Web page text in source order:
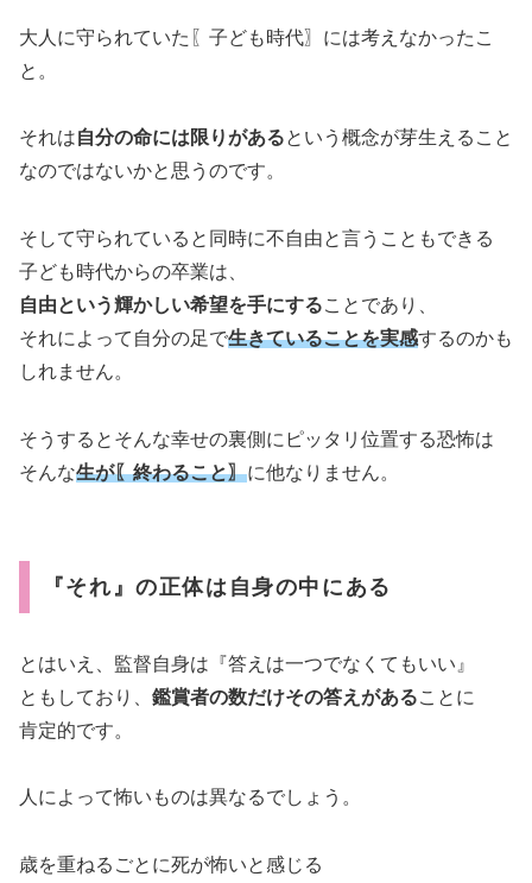
大人に守られていた〖子ども時代〗には考えなかったこ
と。
それは自分の命には限りがあるという概念が芽生えること
なのではないかと思うのです。
そして守られていると同時に不自由と言うこともできる
子ども時代からの卒業は、
自由という輝かしい希望を手にすることであり、
それによって自分の足で生きていることを実感するのかも
しれません。
そうするとそんな幸せの裏側にピッタリ位置する恐怖は
そんな生が〖終わること〗に他なりません。
『それ』の正体は自身の中にある
とはいえ、監督自身は『答えは一つでなくてもいい』
ともしており、 鑑賞者の数だけその答えがあることに
肯定的です。
人によって怖いものは異なるでしょう。
歳を重ねるごとに死が怖いと感じる